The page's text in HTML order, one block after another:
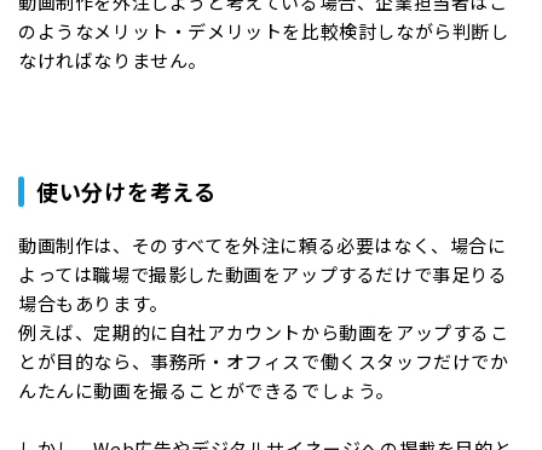
のようなメリット・デメリットを比較検討しながら判断し
なければなりません。
使い分けを考える
動画制作は、そのすべてを外注に頼る必要はなく、場合に
よっては職場で撮影した動画をアップするだけで事足りる
場合もあります。
例えば、定期的に自社アカウントから動画をアップするこ
とが目的なら、事務所・オフィスで働くスタッフだけでか
んたんに動画を撮ることができるでしょう。